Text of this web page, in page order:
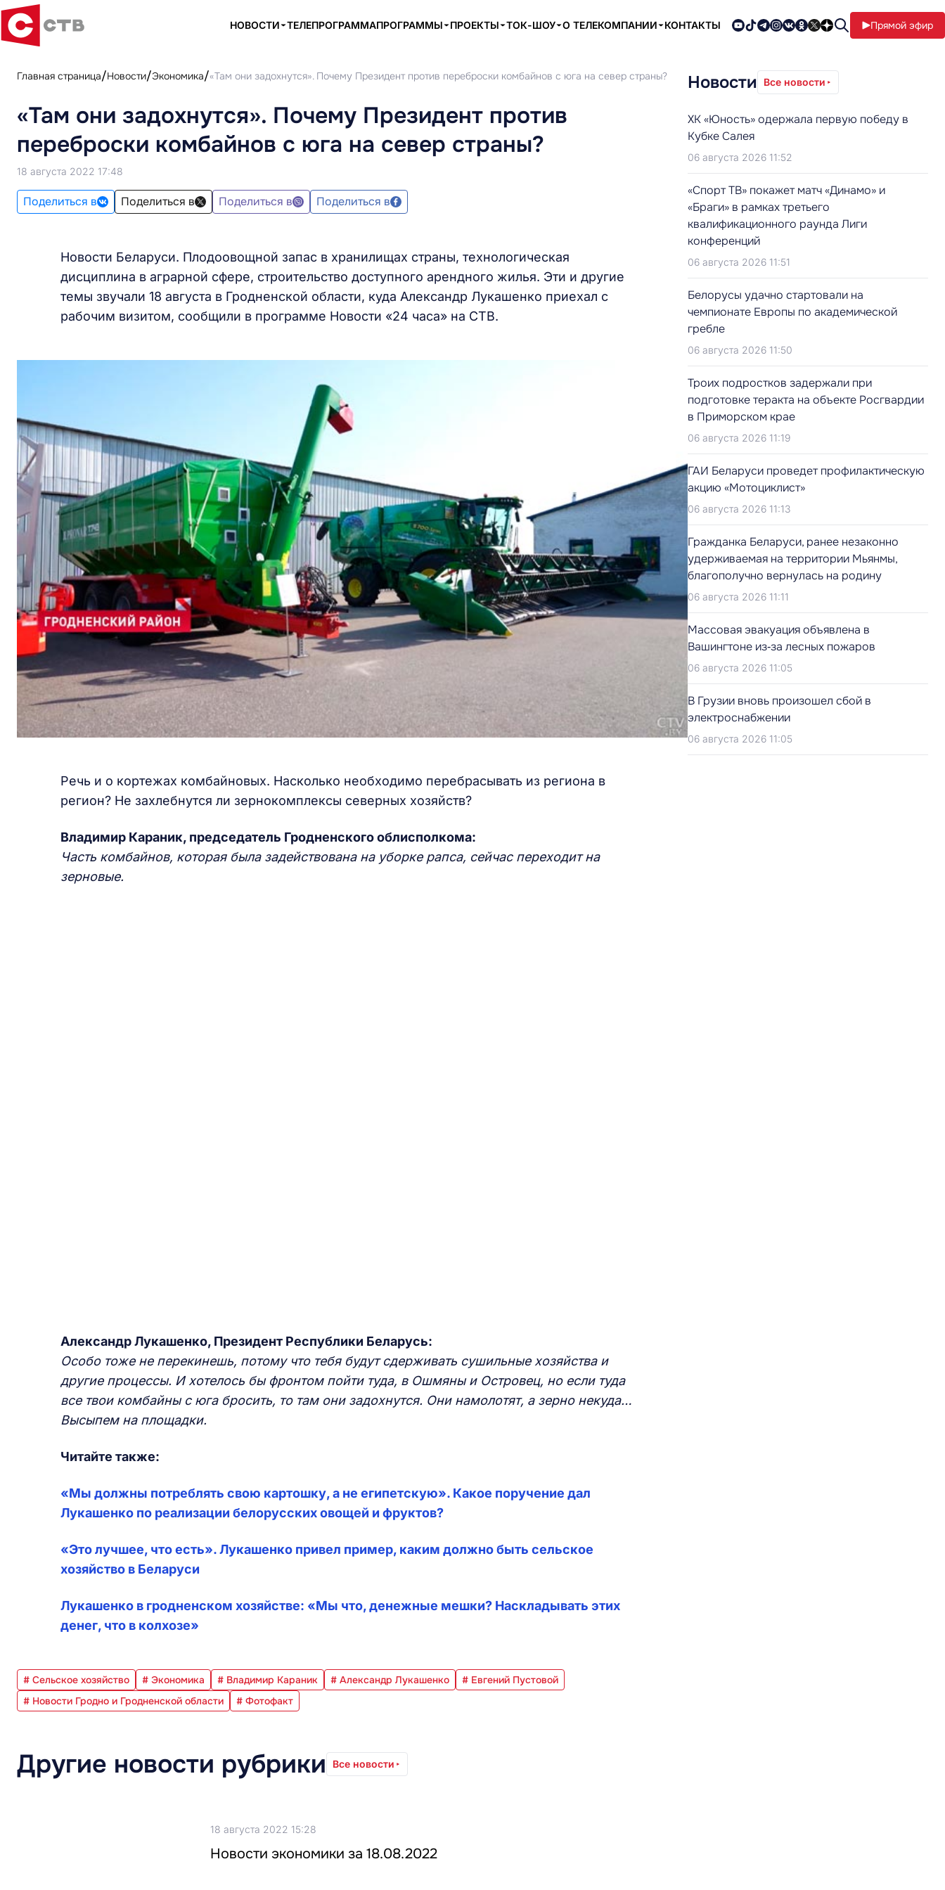
НОВОСТИ ТЕЛЕПРОГРАММАПРОГРАММЫ ПРОЕКТЫ ТОК-ШОУ О ТЕЛЕКОМПАНИИ КОНТАКТЫ Прямой эфир
Главная страница Новости Экономика «Там они задохнутся». Почему Президент против переброски комбайнов с юга на север страны?
«Там они задохнутся». Почему Президент против
переброски комбайнов с юга на север страны?
18 августа 2022 17:48
Поделиться в Поделиться в Поделиться в Поделиться в
Новости Беларуси. Плодоовощной запас в хранилищах страны, технологическая
дисциплина в аграрной сфере, строительство доступного арендного жилья. Эти и другие
темы звучали 18 августа в Гродненской области, куда Александр Лукашенко приехал с
рабочим визитом, сообщили в программе Новости «24 часа» на СТВ.
Речь и о кортежах комбайновых. Насколько необходимо перебрасывать из региона в
регион? Не захлебнутся ли зернокомплексы северных хозяйств?
Владимир Караник, председатель Гродненского облисполкома:
Часть комбайнов, которая была задействована на уборке рапса, сейчас переходит на
зерновые.
Александр Лукашенко, Президент Республики Беларусь:
Особо тоже не перекинешь, потому что тебя будут сдерживать сушильные хозяйства и
другие процессы. И хотелось бы фронтом пойти туда, в Ошмяны и Островец, но если туда
все твои комбайны с юга бросить, то там они задохнутся. Они намолотят, а зерно некуда…
Высыпем на площадки.
Читайте также:
«Мы должны потреблять свою картошку, а не египетскую». Какое поручение дал
Лукашенко по реализации белорусских овощей и фруктов?
«Это лучшее, что есть». Лукашенко привел пример, каким должно быть сельское
хозяйство в Беларуси
Лукашенко в гродненском хозяйстве: «Мы что, денежные мешки? Наскладывать этих
денег, что в колхозе»
# Сельское хозяйство # Экономика # Владимир Караник # Александр Лукашенко
# Евгений Пустовой
# Новости Гродно и Гродненской области
# Фотофакт
Другие новости рубрики Все новости
18 августа 2022 15:28
Новости экономики за 18.08.2022
Новости Все новости
ХК «Юность» одержала первую победу в
Кубке Салея
06 августа 2026 11:52
«Спорт ТВ» покажет матч «Динамо» и
«Браги» в рамках третьего
квалификационного раунда Лиги
конференций
06 августа 2026 11:51
Белорусы удачно стартовали на
чемпионате Европы по академической
гребле
06 августа 2026 11:50
Троих подростков задержали при
подготовке теракта на объекте Росгвардии
в Приморском крае
06 августа 2026 11:19
ГАИ Беларуси проведет профилактическую
акцию «Мотоциклист»
06 августа 2026 11:13
Гражданка Беларуси, ранее незаконно
удерживаемая на территории Мьянмы,
благополучно вернулась на родину
06 августа 2026 11:11
Массовая эвакуация объявлена в
Вашингтоне из‑за лесных пожаров
06 августа 2026 11:05
В Грузии вновь произошел сбой в
электроснабжении
06 августа 2026 11:05